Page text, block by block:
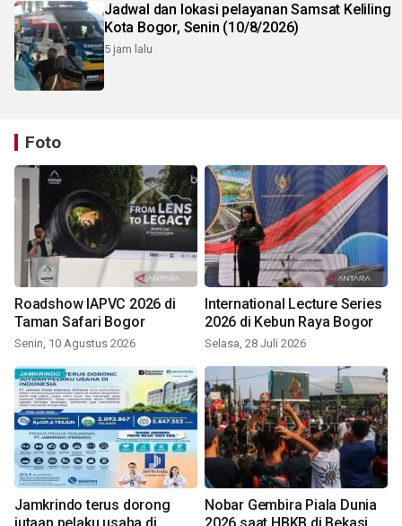
Jadwal dan lokasi pelayanan Samsat Keliling
Kota Bogor, Senin (10/8/2026)
5 jam lalu
Foto
Roadshow IAPVC 2026 di
Taman Safari Bogor
Senin, 10 Agustus 2026
International Lecture Series
2026 di Kebun Raya Bogor
Selasa, 28 Juli 2026
Jamkrindo terus dorong
Nobar Gembira Piala Dunia